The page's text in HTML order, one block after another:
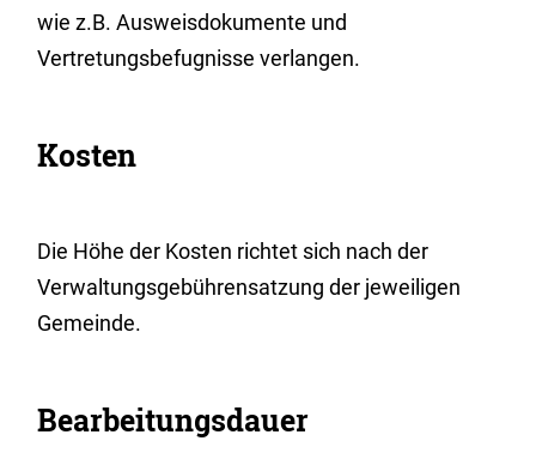
wie z.B. Ausweisdokumente und
Vertretungsbefugnisse verlangen.
Kosten
Die Höhe der Kosten richtet sich nach der
Verwaltungsgebührensatzung der jeweiligen
Gemeinde.
Bearbeitungsdauer